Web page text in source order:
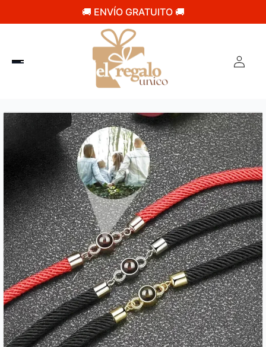
🚚 ENVÍO GRATUITO 🚚